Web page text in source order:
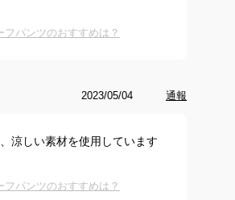
パンツのおすすめは？
2023/05/04 通報
涼しい素材を使用しています
パンツのおすすめは？